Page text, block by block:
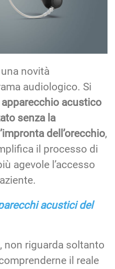
novità
audiologico. Si
acustico
senza la
dell’orecchio,
il processo di
agevole l’accesso
acustici del
non riguarda soltanto
il reale